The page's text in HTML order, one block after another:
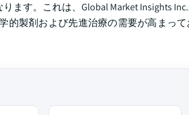
ます。これは、Global Market Insights
的製剤および先進治療の需要が高まっ